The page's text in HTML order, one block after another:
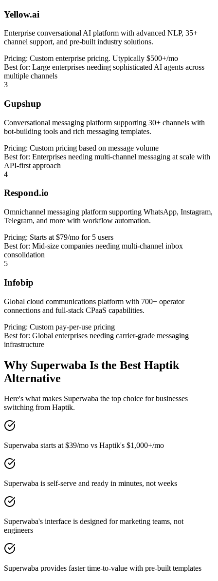
Yellow.ai
Enterprise conversational AI platform with advanced NLP, 35+
channel support, and pre-built industry solutions.
Pricing: Custom enterprise pricing. Utypically $500+/mo
Best for: Large enterprises needing sophisticated AI agents across
multiple channels
3
Gupshup
Conversational messaging platform supporting 30+ channels with
bot-building tools and rich messaging templates.
Pricing: Custom pricing based on message volume
Best for: Enterprises needing multi-channel messaging at scale with
API-first approach
4
Respond.io
Omnichannel messaging platform supporting WhatsApp, Instagram,
Telegram, and more with workflow automation.
Pricing: Starts at $79/mo for 5 users
Best for: Mid-size companies needing multi-channel inbox
consolidation
5
Infobip
Global cloud communications platform with 700+ operator
connections and full-stack CPaaS capabilities.
Pricing: Custom pay-per-use pricing
Best for: Global enterprises needing carrier-grade messaging
infrastructure
Why Superwaba Is the Best Haptik
Alternative
Here's what makes Superwaba the top choice for businesses
switching from Haptik.
Superwaba starts at $39/mo vs Haptik's $1,000+/mo
Superwaba is self-serve and ready in minutes, not weeks
Superwaba's interface is designed for marketing teams, not
engineers
Superwaba provides faster time-to-value with pre-built templates